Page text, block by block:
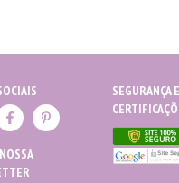
SEGURANÇA E